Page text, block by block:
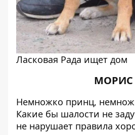
Ласковая Рада ищет дом
МОРИС
Немножко принц,
Какие бы шалости не
не нарушает правила